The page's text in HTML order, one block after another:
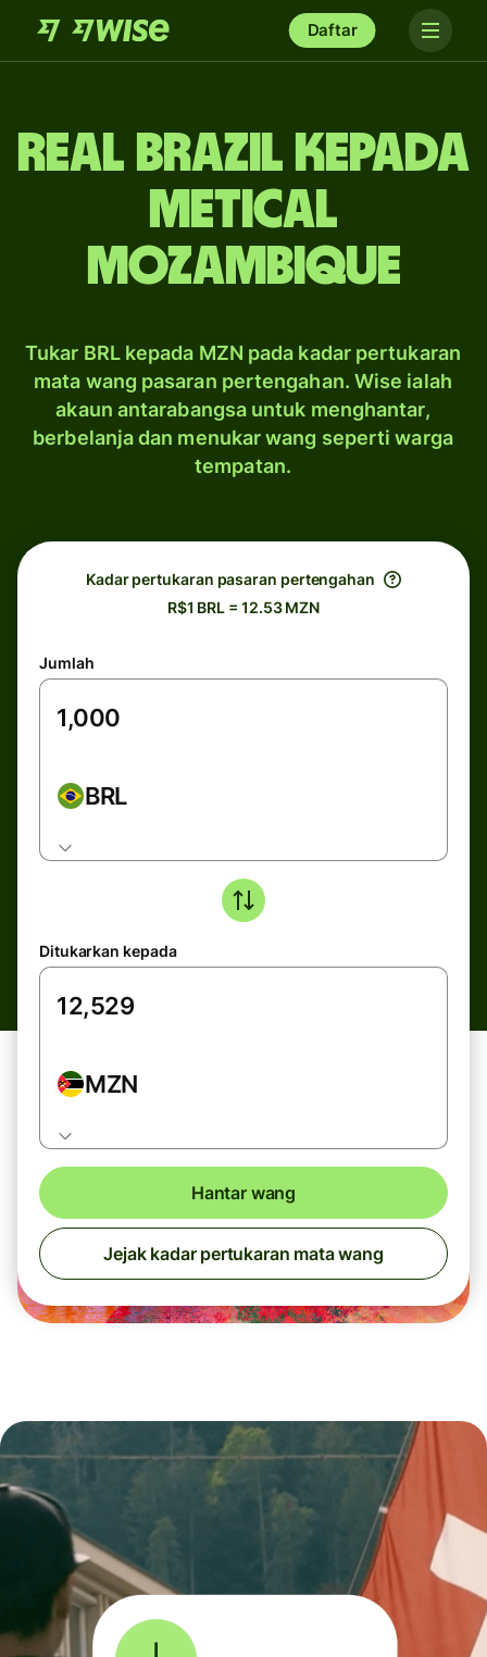
Daftar
real Brazil kepada
metical
Mozambique
Tukar BRL kepada MZN pada kadar pertukaran
mata wang pasaran pertengahan. Wise ialah
akaun antarabangsa untuk menghantar,
berbelanja dan menukar wang seperti warga
tempatan.
Kadar pertukaran pasaran pertengahan
R$1 BRL = 12.53 MZN
Jumlah
BRL
Ditukarkan kepada
MZN
Hantar wang
Jejak kadar pertukaran mata wang